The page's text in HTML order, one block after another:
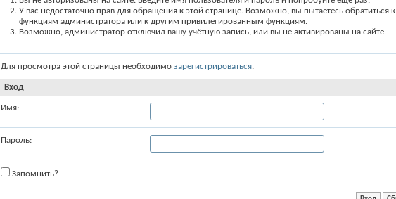
У вас недостаточно прав для обращения к этой странице. Возможно, вы пытаетесь обратиться к
функциям администратора или к другим привилегированным функциям.
Возможно, администратор отключил вашу учётную запись, или вы не активированы на сайте.
Для просмотра этой страницы необходимо зарегистрироваться.
Вход
Имя:
Пароль:
Запомнить?